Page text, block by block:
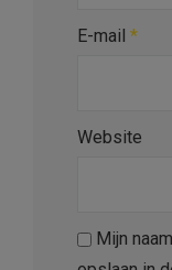
E-mail *
Website
Mijn